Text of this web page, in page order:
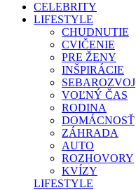
CELEBRITY
LIFESTYLE
CHUDNUTIE
CVIČENIE
PRE ŽENY
INŠPIRÁCIE
SEBAROZVOJ
VOĽNÝ ČAS
RODINA
DOMÁCNOSŤ
ZÁHRADA
AUTO
ROZHOVORY
KVÍZY
LIFESTYLE